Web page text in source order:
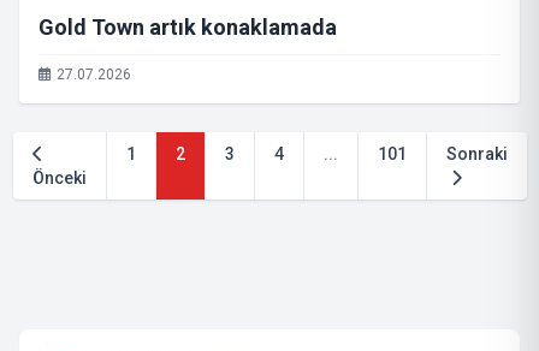
Gold Town artık konaklamada
27.07.2026
Önceki
1 2 3 4 ... 101 Sonraki